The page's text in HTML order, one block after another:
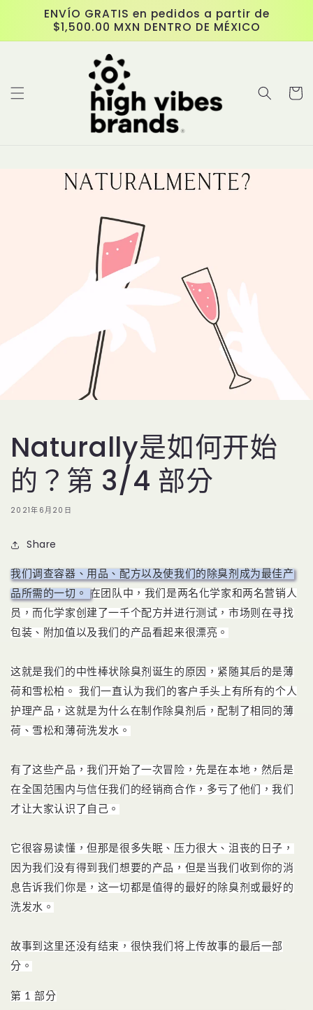
跳至內ENVÍO GRATIS en pedidos a partir de
$1,500.00 MXN DENTRO DE MÉXICO
物
Naturally是如何开始
的？第 3/4 部分
2021年6月20日
Share
我们调查容器、用品、配方以及使我们的除臭剂成为最佳产
品所需的一切。 在团队中，我们是两名化学家和两名营销人
员，而化学家创建了一千个配方并进行测试，市场则在寻找
包装、附加值以及我们的产品看起来很漂亮。
这就是我们的中性棒状除臭剂诞生的原因，紧随其后的是薄
荷和雪松柏。我们一直认为我们的客户手头上有所有的个人
护理产品，这就是为什么在制作除臭剂后，配制了相同的薄
荷、雪松和薄荷洗发水。
有了这些产品，我们开始了一次冒险，先是在本地，然后是
在全国范围内与信任我们的经销商合作，多亏了他们，我们
才让大家认识了自己。
它很容易读懂，但那是很多失眠、压力很大、沮丧的日子，
因为我们没有得到我们想要的产品，但是当我们收到你的消
息告诉我们你是，这一切都是值得的最好的除臭剂或最好的
洗发水。
故事到这里还没有结束，很快我们将上传故事的最后一部
分。
第 1 部分